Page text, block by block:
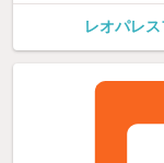
レオパレ